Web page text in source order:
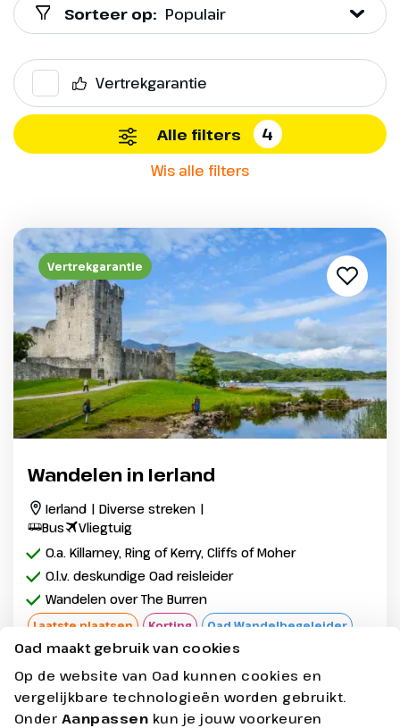
Oad maakt gebruik van cookies
Op de website van Oad kunnen cookies en
vergelijkbare technologieën worden gebruikt.
Onder Aanpassen kun je jouw voorkeuren
Sorteer op: Populair
Vertrekgarantie
Alle filters 4
Wis alle filters
Vertrekgarantie
Wandelen in Ierland
Ierland | Diverse streken |
Bus
Vliegtuig
O.a. Killarney, Ring of Kerry, Cliffs of Moher
O.l.v. deskundige Oad reisleider
Wandelen over The Burren
Laatste plaatsen Korting
Oad Wandelbegeleider
Max. 25 pers.
8 dagen - Halfpension vanaf1849,-